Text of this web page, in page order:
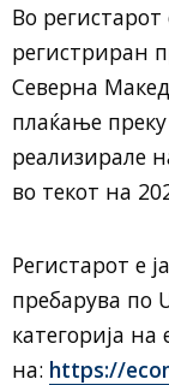
Во
регистриран
Северна
плаќање
реализирале
во текот на
Регистарот е
пребарува по
категорија
на: https://